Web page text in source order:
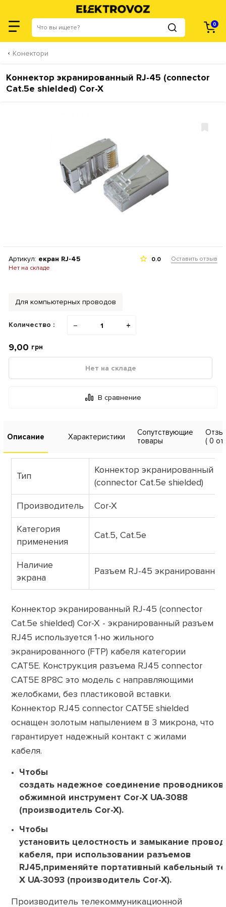
0
Конектори
Коннектор экранированный RJ-45 (connector
Cat.5e shielded) Cor-X
Артикул: екран RJ-45
Нет на складе
0.0 Оставить отзыв
Для компьютерных проводов
Количество : − +
9,00 грн
Нет на складе
В сравнение
Описание Характеристики
Сопутствующие
товары
( 0
Тип
Коннектор экранированный
(connector Cat.5e shielded)
Производитель Cor-X
Категория
применения
Cat.5, Cat.5e
Наличие
экрана
Разъем RJ-45 экранированный
Коннектор экранированный RJ-45 (connector
Cat.5e shielded) Cor-X - экранированный разъем
RJ45 используется 1-но жильного
экранированного (FTP) кабеля категории
CAT5E. Конструкция разъема RJ45 connector
CAT5E 8P8C это модель с направляющими
желобками, без пластиковой вставки.
Коннектор RJ45 connector CAT5E shielded
оснащен золотым напылением в 3 микрона, что
гарантирует надежный контакт с жилами
кабеля.
Чтобы
создать надежное соединение
обжимной инструмент Cor-X UA-3088
(производитель Cor-X).
Чтобы
установить целостность и замыкание
кабеля, при использовании разъемов
RJ45,применяйте портативный кабельный
X UA-3093 (производитель Cor-X).
Производитель телекоммуникационной